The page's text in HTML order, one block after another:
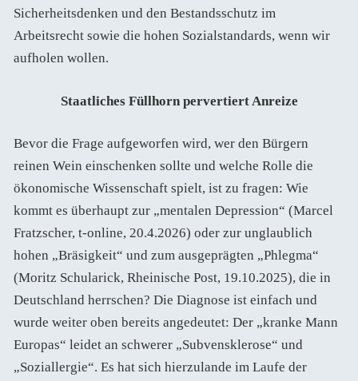
Sicherheitsdenken und den Bestandsschutz im
Arbeitsrecht sowie die hohen Sozialstandards, wenn wir
aufholen wollen.
Staatliches Füllhorn pervertiert Anreize
Bevor die Frage aufgeworfen wird, wer den Bürgern
reinen Wein einschenken sollte und welche Rolle die
ökonomische Wissenschaft spielt, ist zu fragen: Wie
kommt es überhaupt zur „mentalen Depression“ (Marcel
Fratzscher, t-online, 20.4.2026) oder zur unglaublich
hohen „Bräsigkeit“ und zum ausgeprägten „Phlegma“
(Moritz Schularick, Rheinische Post, 19.10.2025), die in
Deutschland herrschen? Die Diagnose ist einfach und
wurde weiter oben bereits angedeutet: Der „kranke Mann
Europas“ leidet an schwerer „Subvensklerose“ und
„Soziallergie“. Es hat sich hierzulande im Laufe der